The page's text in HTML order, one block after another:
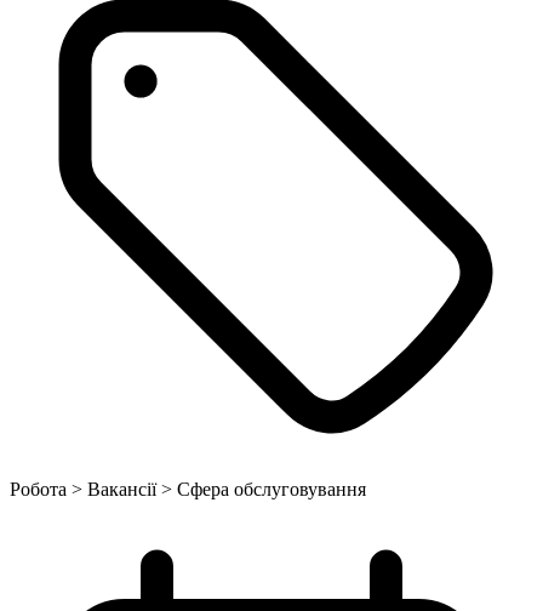
Робота > Вакансії > Сфера обслуговування